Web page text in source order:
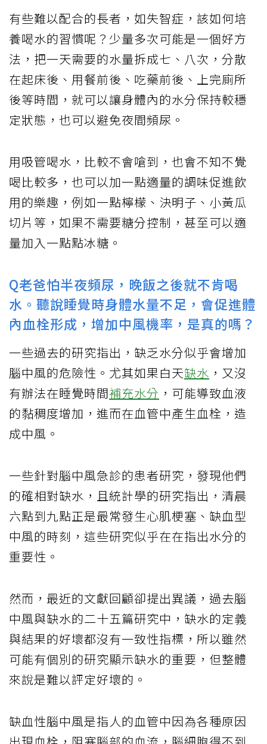
有些難以配合的長者，如失智症，該如何培
養喝水的習慣呢？少量多次可能是一個好方
法，把一天需要的水量拆成七、八次，分散
在起床後、用餐前後、吃藥前後、上完廁所
後等時間，就可以讓身體內的水分保持較穩
定狀態，也可以避免夜間頻尿。
用吸管喝水，比較不會嗆到，也會不知不覺
喝比較多，也可以加一點適量的調味促進飲
用的樂趣，例如一點檸檬、決明子、小黃瓜
切片等，如果不需要糖分控制，甚至可以適
量加入一點點冰糖。
Q老爸怕半夜頻尿，晚飯之後就不肯喝
水。聽說睡覺時身體水量不足，會促進體
內血栓形成，增加中風機率，是真的嗎？
一些過去的研究指出，缺乏水分似乎會增加
腦中風的危險性。尤其如果白天缺水 ，又沒
有辦法在睡覺時間補充水分 ，可能導致血液
的黏稠度增加，進而在血管中產生血栓，造
成中風。
一些針對腦中風急診的患者研究，發現他們
的確相對缺水，且統計學的研究指出，清晨
六點到九點正是最常發生心肌梗塞、缺血型
中風的時刻，這些研究似乎在在指出水分的
重要性。
然而，最近的文獻回顧卻提出異議，過去腦
中風與缺水的二十五篇研究中，缺水的定義
與結果的好壞都沒有一致性指標，所以雖然
可能有個別的研究顯示缺水的重要，但整體
來說是難以評定好壞的。
缺血性腦中風是指人的血管中因為各種原因